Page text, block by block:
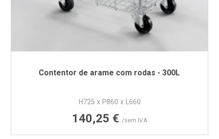
Contentor de arame com rodas - 300L
H725 x P860 x L660
Preço
140,25 € /sem IVA